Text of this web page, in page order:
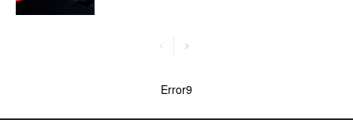
Error9